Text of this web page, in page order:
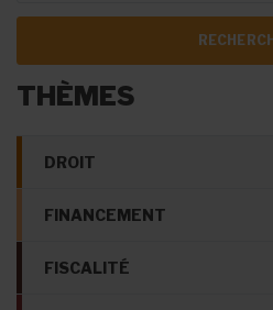
THÈMES
DROIT
FINANCEMENT
FISCALITÉ